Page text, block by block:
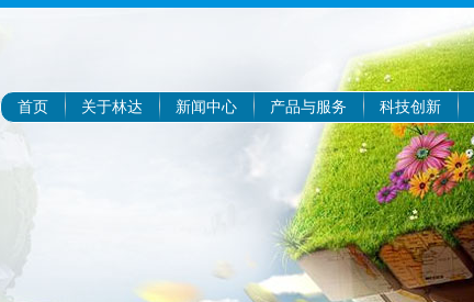
首页 关于林达 新闻中心 产品与服务 科技创新